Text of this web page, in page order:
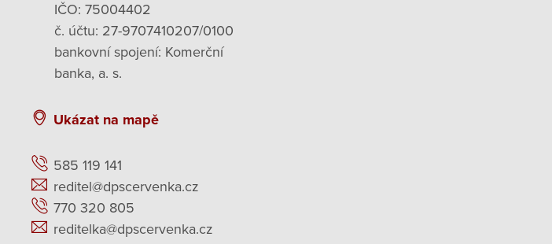
IČO: 75004402
č. účtu: 27-9707410207/0100
bankovní spojení: Komerční
banka, a. s.
Ukázat na mapě
585 119 141
reditel@dpscervenka.cz
770 320 805
reditelka@dpscervenka.cz